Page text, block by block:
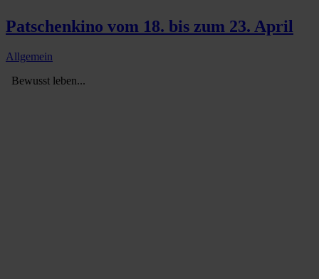
Patschenkino vom 18. bis zum 23. April
Allgemein
Bewusst leben...